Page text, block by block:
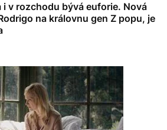
i v rozchodu bývá euforie. Nová
na královnu gen Z popu, je